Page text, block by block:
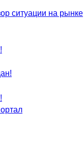
ситуации на рынке